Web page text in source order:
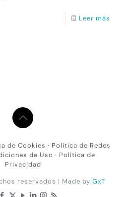
Leer más
de Cookies · Politica de Redes
de Uso · Política de
Privacidad
reservados | Made by GxT